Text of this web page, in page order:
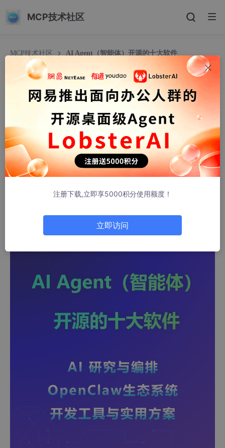
MCP技术社区
MCP技术社区 AI Agent（智能体）开源的十大软件
AI Agent（智能体）开源的十大软件
GPU算力
135人浏览 · 2026-03-19 00:10:21
AI Agent（智能体）开源的十大软件
当前的AI Agent（智能体）开源软件从自动化研究到“零人工”公司
编排，让 AI 在极低成本和极高性能下运行，从“大而全”向“极小、
极快、自治”转型。围绕 OpenClaw 协议的各种变体（Nano/Zero/
注册下载,立即享5000积分使用额度！
立即访问